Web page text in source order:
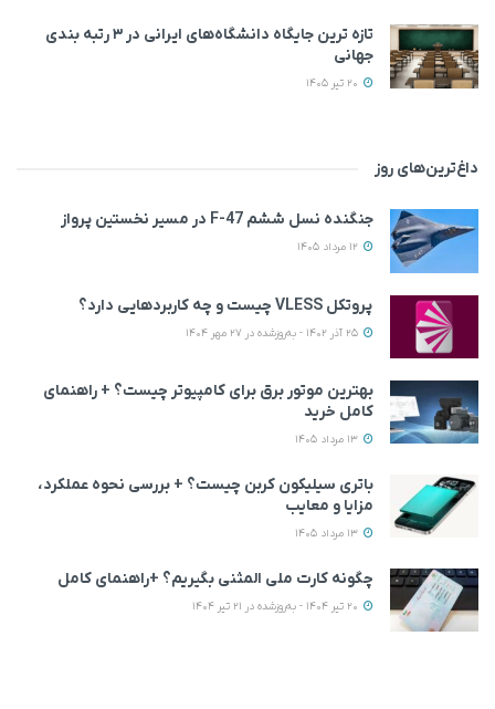
تازه ترین جایگاه دانشگاه‌های ایرانی در ۳ رتبه بندی
جهانی
داغ‌ترین‌های روز
جنگنده نسل ششم F-47 در مسیر نخستین پرواز
پروتکل VLESS چیست و چه کاربردهایی دارد؟
بهترین موتور برق برای کامپیوتر چیست؟ + راهنمای
کامل خرید
باتری سیلیکون کربن چیست؟ + بررسی نحوه عملکرد،
مزایا و معایب
چگونه کارت ملی المثنی بگیریم؟ +راهنمای کامل